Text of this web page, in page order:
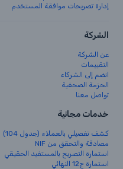
إدارة تصريحات موافقة المستخدم
الشركة
عن الشركة
التقييمات
انضم إلى الشركاء
الحزمة الصحفية
تواصل معنا
خدمات مجانية
كشف تفصيلي بالعملاء (جدول 104)
مصادقة والتحقق من NIF
استمارة التصريح بالمستفيد الحقيقي
استمارة ج12 النهائي